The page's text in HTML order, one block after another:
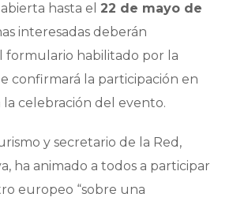
hasta el 22 de mayo de
interesadas deberán
formulario habilitado por la
confirmará la participación en
la celebración del evento.
y secretario de la Red,
ha animado a todos a participar
europeo “sobre una